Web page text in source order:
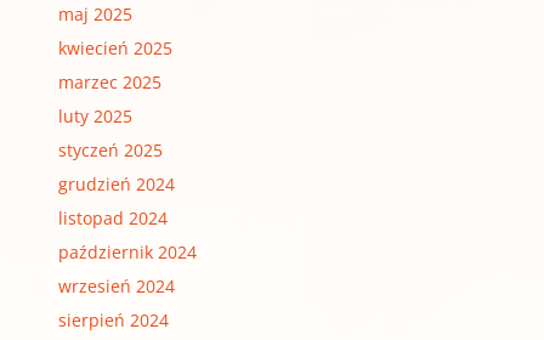
maj 2025
kwiecień 2025
marzec 2025
luty 2025
styczeń 2025
grudzień 2024
listopad 2024
październik 2024
wrzesień 2024
sierpień 2024